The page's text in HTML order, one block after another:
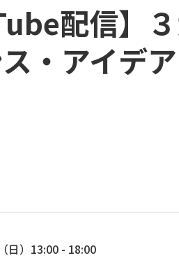
配信】
・アイデ
日）13:00 - 18:00